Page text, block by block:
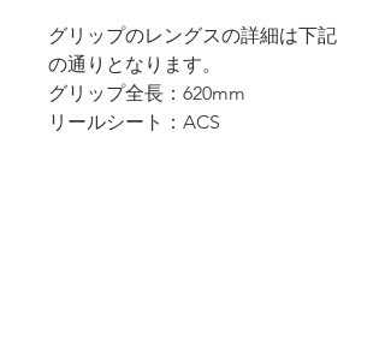
グリップのレングスの詳細は下記
の通りとなります。
グリップ全長：620mm
リールシート：ACS